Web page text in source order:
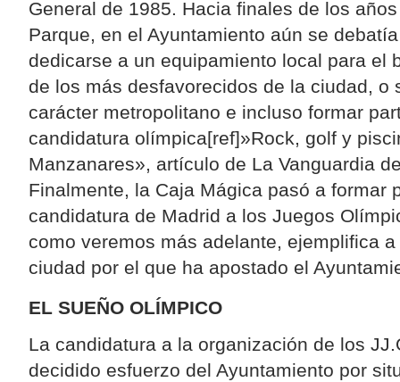
General de 1985. Hacia finales de los
Parque, en el Ayuntamiento aún se
dedicarse a un equipamiento local para el
de los más desfavorecidos de la ciudad, o
carácter metropolitano e incluso formar
candidatura olímpica[ref]»Rock, golf y
Manzanares», artículo de La Vanguardia
Finalmente, la Caja Mágica pasó a formar
candidatura de Madrid a los Juegos
como veremos más adelante, ejemplifica
ciudad por el que ha apostado el
EL SUEÑO OLÍMPICO
La candidatura a la organización de los
decidido esfuerzo del Ayuntamiento por